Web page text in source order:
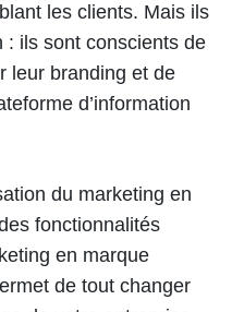
les clients. Mais ils
: ils sont conscients de
leur branding et de
d’information
du marketing en
fonctionnalités
en marque
de tout changer